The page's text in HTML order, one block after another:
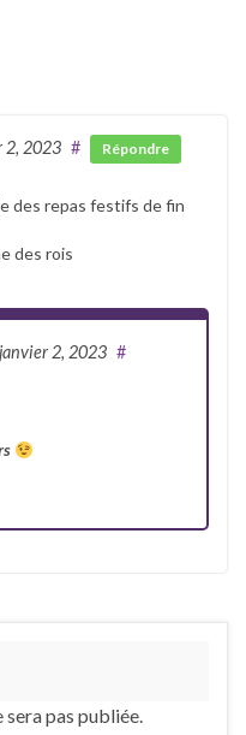
2, 2023 # Répondre
des repas festifs de fin
des rois
janvier 2, 2023 #
sera pas publiée.